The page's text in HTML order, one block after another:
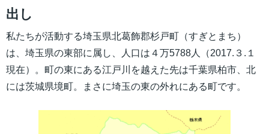
出し
私たちが活動する埼玉県北葛飾郡杉戸町（すぎとまち）
は、埼玉県の東部に属し、人口は４万5788人（2017.３.１
現在）。町の東にある江戸川を越えた先は千葉県柏市、北
には茨城県境町。まさに埼玉の東の外れにある町です。